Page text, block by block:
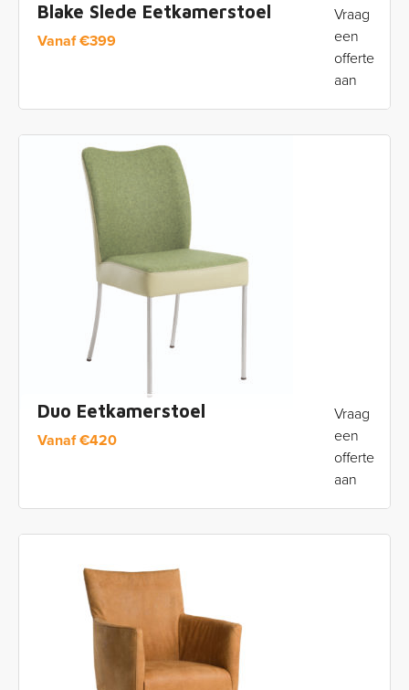
Blake Slede Eetkamerstoel
Vanaf€399
Vraag
een
offerte
aan
Duo Eetkamerstoel
Vanaf€420
Vraag
een
offerte
aan